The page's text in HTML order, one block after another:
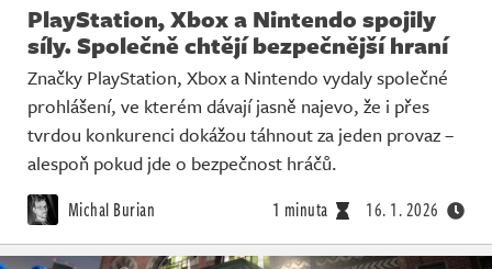
PlayStation, Xbox a Nintendo spojily
síly. Společně chtějí bezpečnější hraní
Značky PlayStation, Xbox a Nintendo vydaly společné
prohlášení, ve kterém dávají jasně najevo, že i přes
tvrdou konkurenci dokážou táhnout za jeden provaz –
alespoň pokud jde o bezpečnost hráčů.
Michal Burian 1 minuta 16. 1. 2026